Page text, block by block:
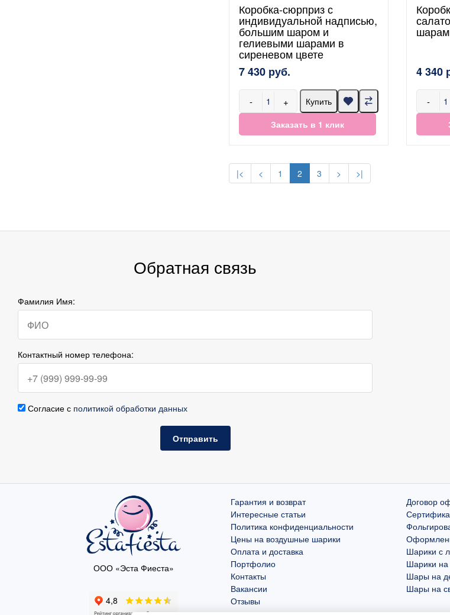
Коробка-сюрприз с
индивидуальной надписью,
большим шаром и
гелиевыми шарами в
сиреневом цвете
7 430 руб.
- +
Купить
Заказать в 1 клик
4 340
-
|< < 1 2 3 > >|
Обратная связь
Фамилия Имя:
Контактный номер телефона:
Согласие с политикой обработки данных
Отправить
ООО «Эста Фиеста»
Гарантия и возврат
Интересные статьи
Политика конфиденциальности
Цены на воздушные шарики
Оплата и доставка
Портфолио
Контакты
Вакансии
Отзывы
Договор
Шарики с
Шарики на
Шары на
Шары на